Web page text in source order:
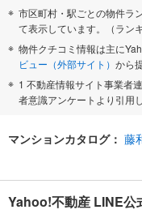
市区町村・駅ごとの物件ラ
て表示しています。（ラン
物件クチコミ情報は主に
ビュー（外部サイト） から
1 不動産情報サイト事業者
者意識アンケートより引用
マンションカタログ： 藤
Yahoo!不動産 LINE公